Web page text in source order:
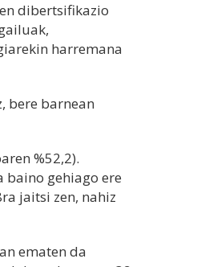
dibertsifikazio
harremana
bere barnean
%52,2).
baino gehiago ere
jaitsi zen, nahiz
ematen da